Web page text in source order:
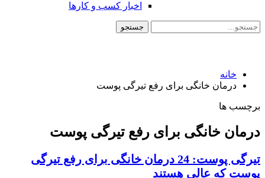
اخبار کسب و کارها
خانه
درمان خانگی برای رفع تیرگی پوست
برچسب ها
درمان خانگی برای رفع تیرگی پوست
تیرگی پوست: 24 درمان خانگی برای رفع تیرگی
پوست که عالی هستند